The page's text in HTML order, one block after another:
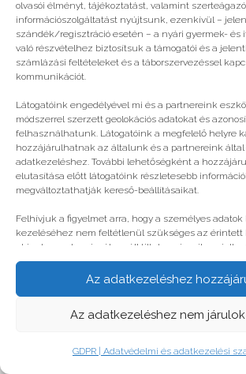
olvasói élményt, tájékoztatást, valamint szerteágazó
információszolgáltatást nyújtsunk, ezenkívül –
szándék/regisztráció esetén – a nyári gyermek- és
való részvételhez biztosítsuk a támogatói és a
számlázási feltételeket és a táborszervezéssel
kommunikációt.
Látogatóink engedélyével mi és a partnereink
módszerrel szerzett geolokációs adatokat és
felhasználhatunk. Látogatóink a megfelelő helyre
hozzájárulhatnak az általunk és a partnereink
adatkezeléshez. További lehetőségként a
elutasítása előtt látogatóink részletesebb
megváltoztathatják kereső-beállításaikat.
Felhívjuk a figyelmet arra, hogy a személyes adatok
kezeléséhez nem feltétlenül szükséges az érintett
akinek azonban jogában áll tiltakozni az ilyen
A beállítások csak erre a weboldalra érvényesek.
visszatérve vagy az ADATKEZELÉSI TÁJÉKOZTATÓ,
Az adatkezeléshez
Az adatkezeléshez nem
GDPR | Adatvédelmi és adatkezelési
© legjobbtabor.hu
GDPR | Adatvédelmi és adatkezelési